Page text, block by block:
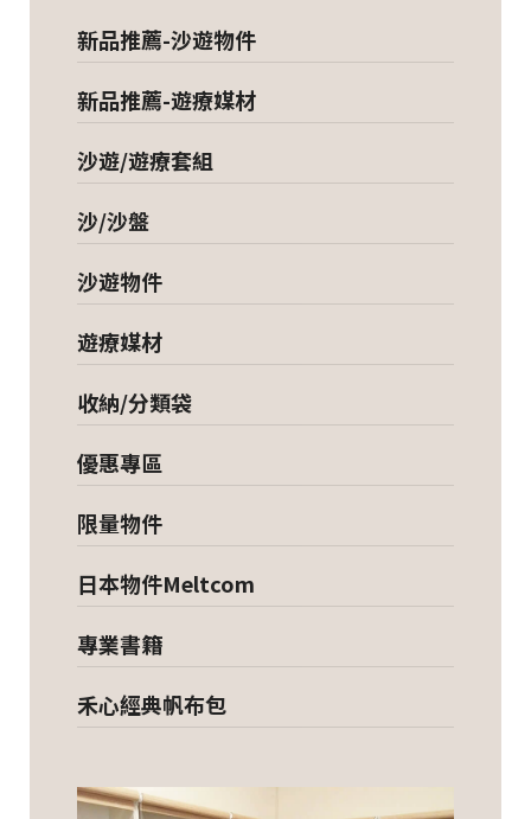
新品推薦-沙遊物件
新品推薦-遊療媒材
沙遊/遊療套組
沙/沙盤
沙遊物件
遊療媒材
收納/分類袋
優惠專區
限量物件
日本物件Meltcom
專業書籍
禾心經典帆布包